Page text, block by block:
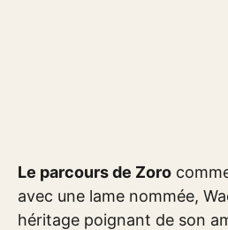
Le parcours de Zoro
avec une lame nommée,
héritage poignant de son